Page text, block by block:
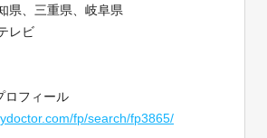
県、三重県、岐阜県
レビ
ロフィール
fp/search/fp3865/